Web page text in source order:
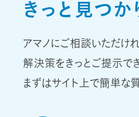
きっと見つか
アマノにご相談いただけ
解決策をきっとご提示でき
まずはサイト上で簡単な